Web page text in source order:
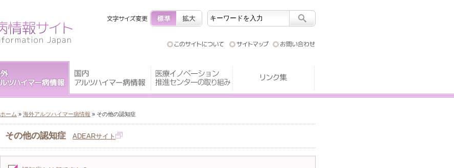
ホーム » 海外アルツハイマー病情報 » その他の認知症
その他の認知症 ADEARサイト